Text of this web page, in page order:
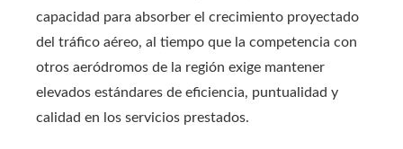
capacidad para absorber el crecimiento proyectado
del tráfico aéreo, al tiempo que la competencia con
otros aeródromos de la región exige mantener
elevados estándares de eficiencia, puntualidad y
calidad en los servicios prestados.